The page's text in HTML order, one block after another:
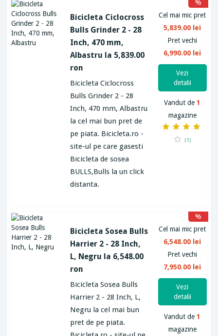
Bicicleta Ciclocross
Bulls Grinder 2 - 28
Inch, 470 mm,
Albastru la 5,839.00
ron
Bicicleta Ciclocross
Bulls Grinder 2 - 28
Inch, 470 mm, Albastru
la cel mai bun pret de
pe piata. Bicicleta.ro -
site-ul pe care gasesti
Bicicleta de sosea
BULLS,Bulls la un click
distanta.
Cel mai mic pret
5,839.00 lei
Pret vechi
6,990.00 lei
%
Vezi
detalii
Vandut de1
magazine
(1)
Bicicleta Sosea Bulls
Harrier 2 - 28 Inch,
L, Negru la 6,548.00
ron
Bicicleta Sosea Bulls
Harrier 2 - 28 Inch, L,
Negru la cel mai bun
pret de pe piata.
Cel mai mic pret
6,548.00 lei
Pret vechi
7,950.00 lei
%
Vezi
detalii
Vandut de1
magazine